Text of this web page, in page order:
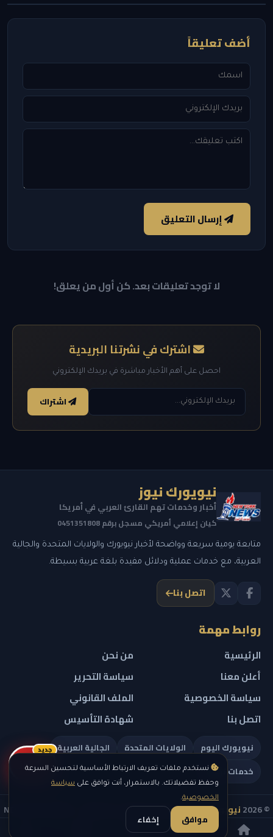
نستخدم ملفات تعريف الارتباط الأساسية لتحسين السرعة
وحفظ تفضيلاتك. بالاستمرار، أنت توافق على سياسة
الخصوصية.
موافق إخفاء
أضف تعليقاً
إرسال التعليق
لا توجد تعليقات بعد. كن أول من يعلق!
اشترك في نشرتنا البريدية
احصل على أهم الأخبار مباشرة في بريدك الإلكتروني
اشتراك
نيويورك نيوز
أخبار وخدمات تهم القارئ العربي في أمريكا
كيان إعلامي أمريكي مسجل برقم 0451351808
متابعة يومية سريعة وواضحة لأخبار نيويورك والولايات المتحدة والجالية
العربية، مع خدمات عملية ودلائل مفيدة بلغة عربية بسيطة.
اتصل بنا
روابط مهمة
الرئيسية
من نحن
أعلن معنا
سياسة التحرير
سياسة الخصوصية
الملف القانوني
اتصل بنا
شهادة التأسيس
نيويورك اليوم الولايات المتحدة
الجالية العربية
خدمات تهمك
© 2026 نيويورك نيوز
— جميع الحقوق محفوظة — NEW YORK NEWS
IN ARABIC LLC — رقم التسجيل 0451351808
ريلز
جديد